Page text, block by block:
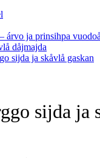
árvo ja prinsihpa
dåjmajda
sijda ja skåvlå gaskan
sijda ja